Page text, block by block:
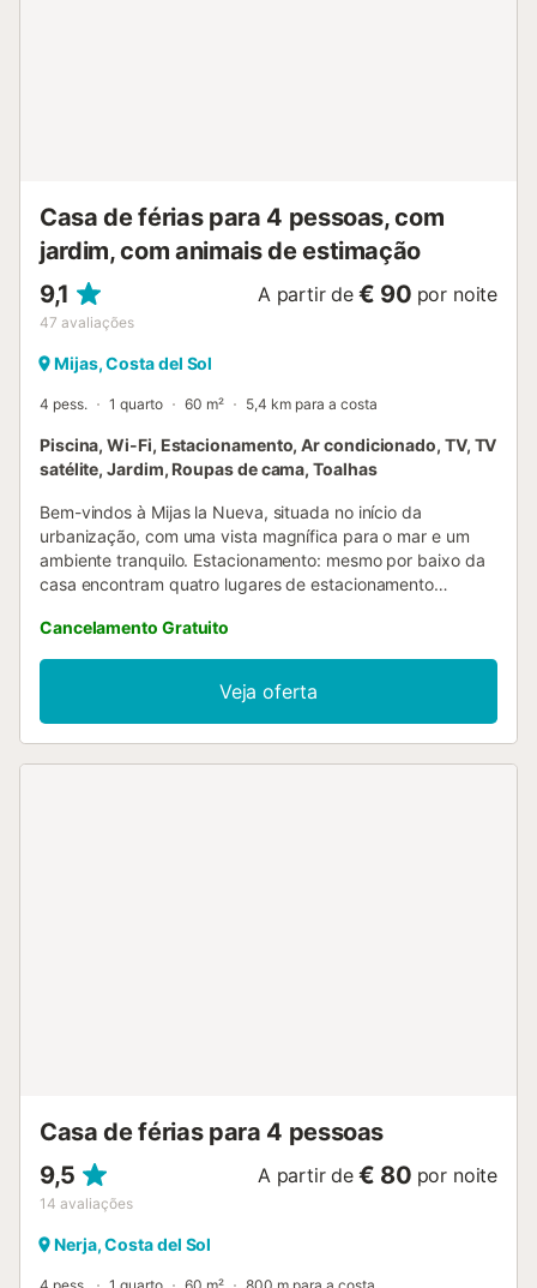
Casa de férias para 4 pessoas, com
jardim, com animais de estimação
9,1
47 avaliações
A partir de € 90 por noite
Mijas, Costa del Sol
4 pess. 1 quarto 60 m² 5,4 km para a costa
Piscina, Wi-Fi, Estacionamento, Ar condicionado, TV, TV
satélite, Jardim, Roupas de cama, Toalhas
Bem-vindos à Mijas la Nueva, situada no início da
urbanização, com uma vista magnífica para o mar e um
ambiente tranquilo. Estacionamento: mesmo por baixo da
casa encontram quatro lugares de estacionamento
sempre estacionamento disponível nas imediações.
Piscinas: as duas piscinas partilhadas encontram-se a 500
e 850 metros da casa. Ambas são acessíveis de carro e
dispõem de estacionamento próprio. À chegada, todos
recebem a localização exata das piscinas....
Cancelamento Gratuito
Veja oferta
Casa de férias para 4 pessoas
9,5
14 avaliações
A partir de € 80 por noite
Nerja, Costa del Sol